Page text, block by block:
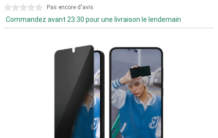
0 étoiles Pas encore d'avis
Commandez avant 23:30 pour une livraison le lendemain